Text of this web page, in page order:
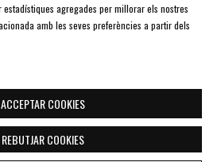
I POLÍTICA DE PRIVACITAT
D'ACCESSIBILITAT
CONTACTE
agregades per millorar els nostres
amb les seves preferències a partir dels
ACCEPTAR COOKIES
REBUTJAR COOKIES